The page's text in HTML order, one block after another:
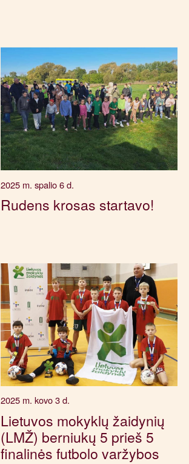
2025 m. spalio 6 d.
Rudens krosas startavo!
2025 m. kovo 3 d.
Lietuvos mokyklų žaidynių
(LMŽ) berniukų 5 prieš 5
finalinės futbolo varžybos